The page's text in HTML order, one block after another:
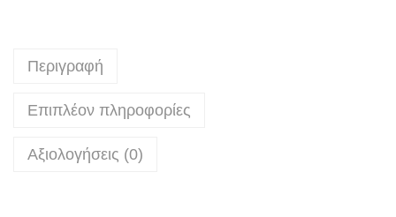
Περιγραφή
Επιπλέον πληροφορίες
Αξιολογήσεις (0)